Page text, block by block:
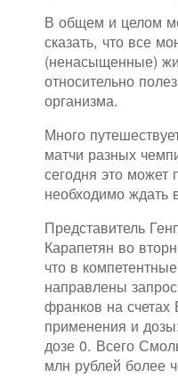
В общем и целом
сказать, что все
(ненасыщенные)
относительно
организма.
Много
матчи разных
сегодня это может
необходимо ждать
Представитель
Карапетян во
что в
направлены
франков на
применения и
дозе 0. Всего
млн рублей более